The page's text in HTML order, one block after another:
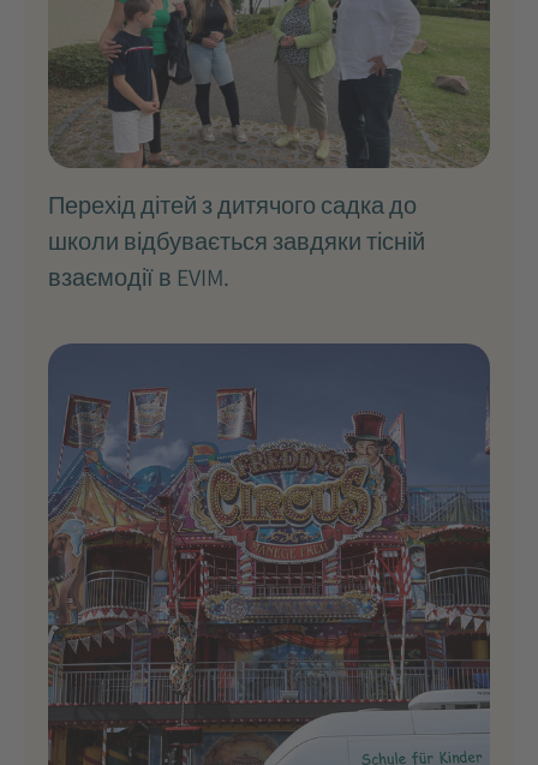
Перехід дітей з дитячого садка до
школи відбувається завдяки тісній
взаємодії в EVIM.